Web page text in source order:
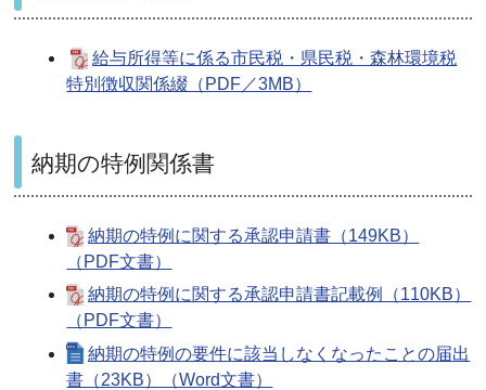
給与所得等に係る市民税・県民税・森林環境税
特別徴収関係綴（PDF／3MB）
納期の特例関係書
納期の特例に関する承認申請書（149KB）
（PDF文書）
納期の特例に関する承認申請書記載例（110KB）
（PDF文書）
納期の特例の要件に該当しなくなったことの届出
書（23KB）（Word文書）